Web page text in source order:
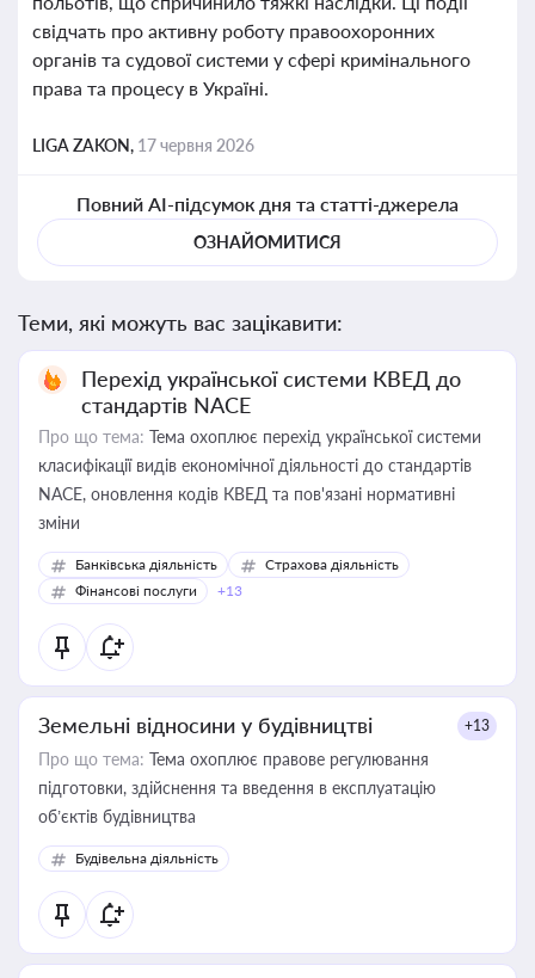
свідчать про активну роботу правоохоронних
органів та судової системи у сфері кримінального
права та процесу в Україні.
LIGA ZAKON, 17 червня 2026
Повний AI-підсумок дня та статті-джерела
ОЗНАЙОМИТИСЯ
Теми, які можуть вас зацікавити:
Перехід української системи КВЕД до
стандартів NACE
Про що тема: Тема охоплює перехід української системи
класифікації видів економічної діяльності до стандартів
NACE, оновлення кодів КВЕД та пов'язані нормативні
зміни
Банківська діяльність
Страхова діяльність
Фінансові послуги
+13
Земельні відносини у будівництві +13
Про що тема: Тема охоплює правове регулювання
підготовки, здійснення та введення в експлуатацію
об’єктів будівництва
Будівельна діяльність